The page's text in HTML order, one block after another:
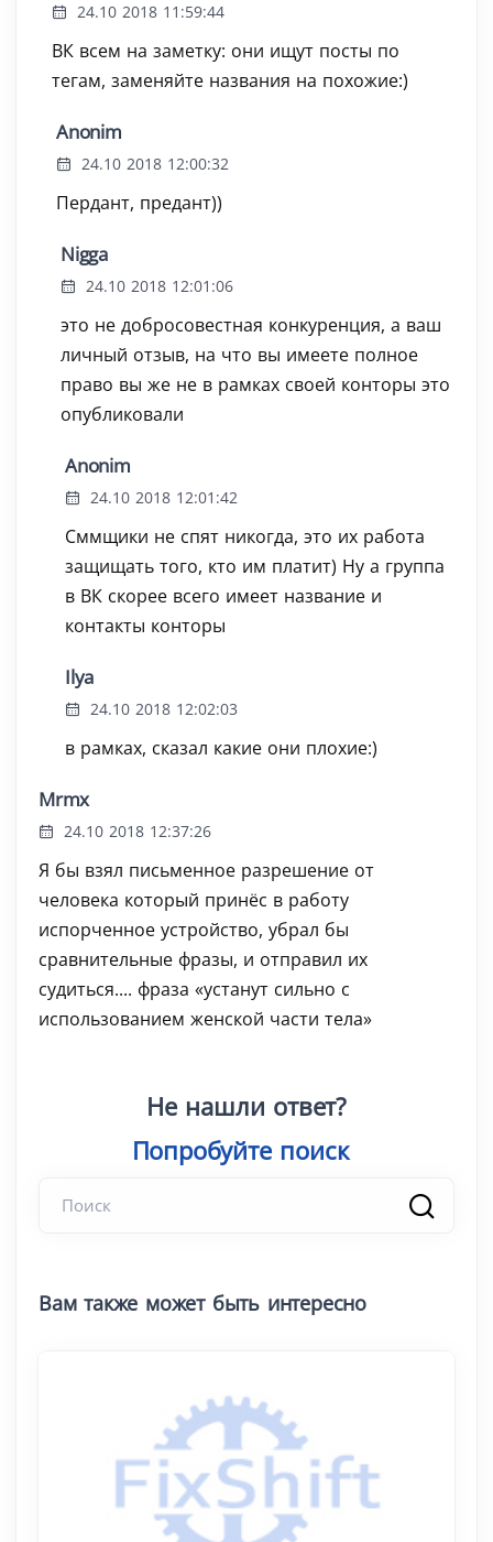
24.10 2018 11:59:44
ВК всем на заметку: они ищут посты по
тегам, заменяйте названия на похожие:)
Anonim
24.10 2018 12:00:32
Пердант, предант))
Nigga
24.10 2018 12:01:06
это не добросовестная конкуренция, а ваш
личный отзыв, на что вы имеете полное
право вы же не в рамках своей конторы это
опубликовали
Anonim
24.10 2018 12:01:42
Сммщики не спят никогда, это их работа
защищать того, кто им платит) Ну а группа
в ВК скорее всего имеет название и
контакты конторы
Ilya
24.10 2018 12:02:03
в рамках, сказал какие они плохие:)
Mrmx
24.10 2018 12:37:26
Я бы взял письменное разрешение от
человека который принёс в работу
испорченное устройство, убрал бы
сравнительные фразы, и отправил их
судиться.... фраза «устанут сильно с
использованием женской части тела»
Не нашли ответ?
Попробуйте поиск|
Вам также может быть интересно